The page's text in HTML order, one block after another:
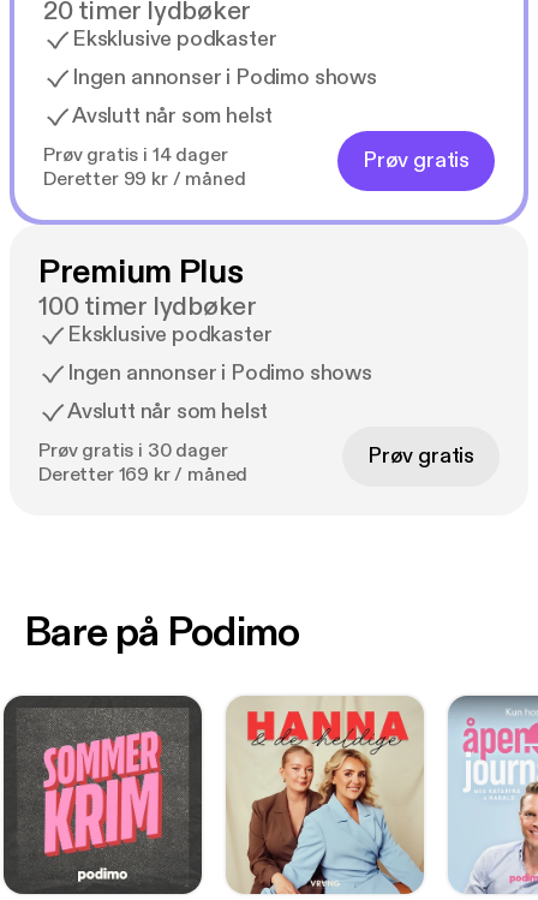
20 timer lydbøker
Eksklusive podkaster
Ingen annonser i Podimo shows
Avslutt når som helst
Prøv gratis i 14 dager
Deretter 99 kr / måned
Prøv gratis
Premium Plus
100 timer lydbøker
Eksklusive podkaster
Ingen annonser i Podimo shows
Avslutt når som helst
Prøv gratis i 30 dager
Deretter 169 kr / måned
Prøv gratis
Bare på Podimo